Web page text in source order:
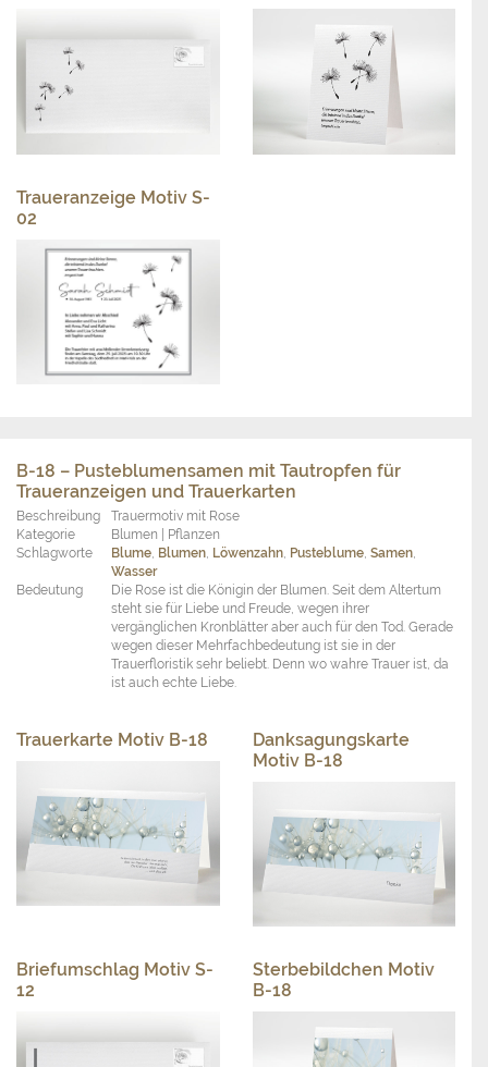
Traueranzeige Motiv S-
02
B-18 – Pusteblumensamen mit Tautropfen für
Traueranzeigen und Trauerkarten
Beschreibung
Trauermotiv mit Rose
Kategorie
Blumen | Pflanzen
Schlagworte
Blume Blumen Löwenzahn Pusteblume Samen
Wasser
Bedeutung
Die Rose ist die Königin der Blumen. Seit dem Altertum
steht sie für Liebe und Freude, wegen ihrer
vergänglichen Kronblätter aber auch für den Tod. Gerade
wegen dieser Mehrfachbedeutung ist sie in der
Trauerfloristik sehr beliebt. Denn wo wahre Trauer ist, da
ist auch echte Liebe.
Trauerkarte Motiv B-18
Danksagungskarte
Motiv B-18
Briefumschlag Motiv S-
12
Sterbebildchen Motiv
B-18